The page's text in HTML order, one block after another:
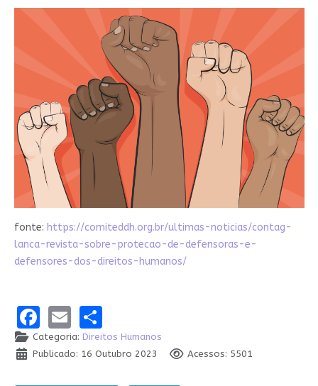
fonte: https://comiteddh.org.br/ultimas-noticias/contag-
lanca-revista-sobre-protecao-de-defensoras-e-
defensores-dos-direitos-humanos/
Facebook
EmailShare
Categoria: Direitos Humanos
Publicado: 16 Outubro 2023
Acessos: 5501